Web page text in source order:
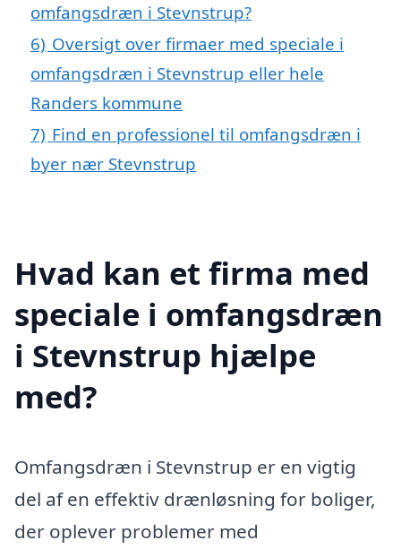
omfangsdræn i Stevnstrup?
6) Oversigt over firmaer med speciale i
omfangsdræn i Stevnstrup eller hele
Randers kommune
7) Find en professionel til omfangsdræn i
byer nær Stevnstrup
Hvad kan et firma med
speciale i omfangsdræn
i Stevnstrup hjælpe
med?
Omfangsdræn i Stevnstrup er en vigtig
del af en effektiv drænløsning for boliger,
der oplever problemer med